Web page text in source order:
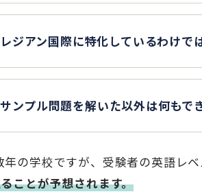
ジアン国際に特化しているわけで
ンプル問題を解いた以外は何も
の学校ですが、受験者の英語レ
ことが予想されます。